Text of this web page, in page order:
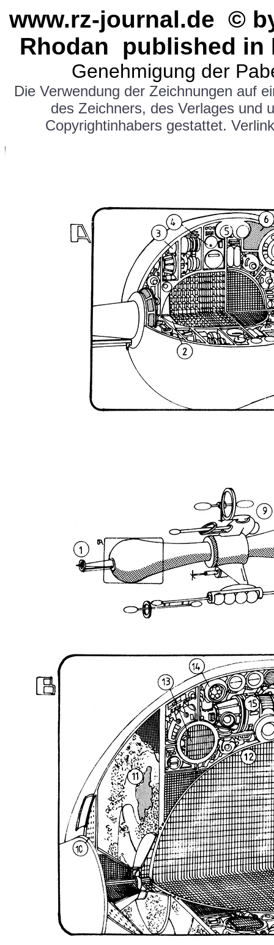
www.rz-journal.de ©
Rhodan published in
Genehmigung der
Die Verwendung der Zeichnungen auf
des Zeichners, des Verlages und
Copyrightinhabers gestattet.